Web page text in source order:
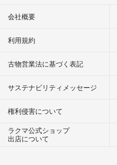
会社概要
利用規約
古物営業法に基づく表記
サステナビリティメッセージ
権利侵害について
ラクマ公式ショップ
出店について